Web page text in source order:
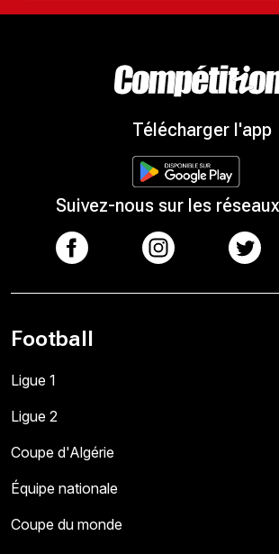
Télécharger l'app
Suivez-nous sur les
Football
Ligue 1
Ligue 2
Coupe d'Algérie
Équipe nationale
Coupe du monde